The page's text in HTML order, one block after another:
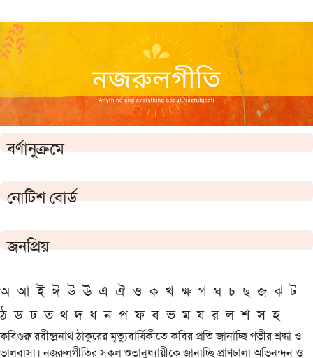
বর্ণানুক্রমে
নোটিশ বোর্ড
জনপ্রিয়
অ আ ই ঈ উ ঊ এ ঐ ও ক খ ক্ষ গ ঘ চ ছ জ ঝ ট
ঠ ড ঢ ত থ দ ধ ন প ফ ব ভ ম য র ল শ স হ
কবিগুরু রবীন্দ্রনাথ ঠাকুরের মৃত্যুবার্ষিকীতে কবির প্রতি জানাচ্ছি গভীর শ্রদ্ধা ও
ভালবাসা। নজরুলগীতির সকল শুভানুধ্যায়ীকে জানাচ্ছি প্রাণঢালা অভিনন্দন ও